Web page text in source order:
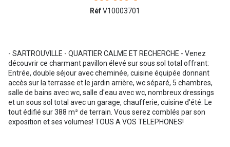
RéfV10003701
- SARTROUVILLE - QUARTIER CALME ET RECHERCHE - Venez
découvrir ce charmant pavillon élevé sur sous sol total offrant:
Entrée, double séjour avec cheminée, cuisine équipée donnant
accès sur la terrasse et le jardin arrière, wc séparé, 5 chambres,
salle de bains avec wc, salle d'eau avec wc, nombreux dressings
et un sous sol total avec un garage, chaufferie, cuisine d'été. Le
tout édifié sur 388 m² de terrain. Vous serez comblés par son
exposition et ses volumes! TOUS A VOS TELEPHONES!